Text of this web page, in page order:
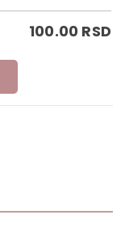
100.00 RSD